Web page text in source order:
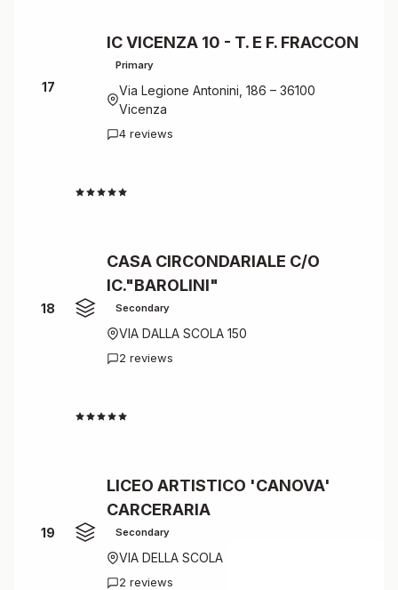
17
IC VICENZA 10 - T. E F. FRACCON
Primary
Via Legione Antonini, 186 – 36100
Vicenza
4 reviews
18
CASA CIRCONDARIALE C/O
IC."BAROLINI"
Secondary
VIA DALLA SCOLA 150
2 reviews
19
LICEO ARTISTICO 'CANOVA'
CARCERARIA
Secondary
VIA DELLA SCOLA
2 reviews